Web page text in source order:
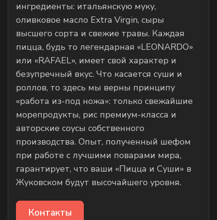
ингредиенты: итальянскую муку,
оливковое масло Extra Virgin, сыры
высшего сорта и свежие травы. Каждая
пицца, будь то легендарная «LEONARDO»
или «RAFAEL», имеет свой характер и
безупречный вкус. Что касается суши и
роллов, то здесь мы верны принципу
«работа из-под ножа»: только свежайшие
морепродукты, рис премиум-класса и
авторские соусы собственного
производства. Опыт, полученный шефом
при работе с лучшими поварами мира,
гарантирует, что ваши «Пицца и Суши» в
Жуковском будут высочайшего уровня.
Контакты